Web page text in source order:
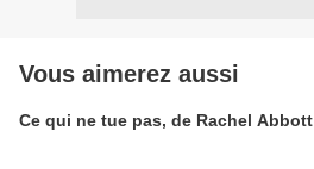
Vous aimerez aussi
Ce qui ne tue pas, de Rachel Abbott